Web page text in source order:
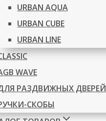
URBAN AQUA
URBAN CUBE
URBAN LINE
WAVE
РАЗДВИЖНЫХ ДВЕРЕЙ
СКОБЫ